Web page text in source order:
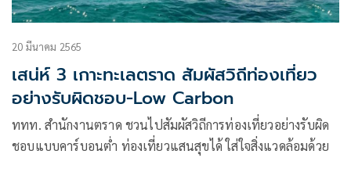
20 มีนาคม 2565
เสน่ห์ 3 เกาะทะเลตราด สัมผัสวิถีท่องเที่ยว
อย่างรับผิดชอบ-Low Carbon
ททท. สำนักงานตราด ชวนไปสัมผัสวิถีการท่องเที่ยวอย่างรับผิด
ชอบแบบคาร์บอนต่ำ ท่องเที่ยวแสนสุขได้ ใส่ใจสิ่งแวดล้อมด้วย